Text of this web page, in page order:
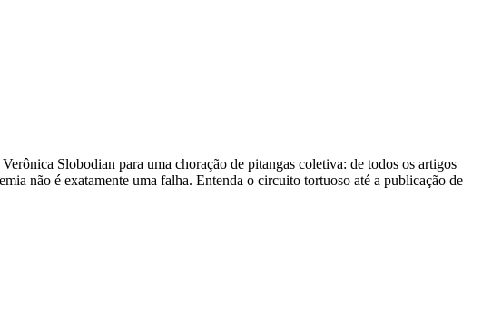
Slobodian para uma choração de pitangas coletiva: de todos os artigos
não é exatamente uma falha. Entenda o circuito tortuoso até a publicação de